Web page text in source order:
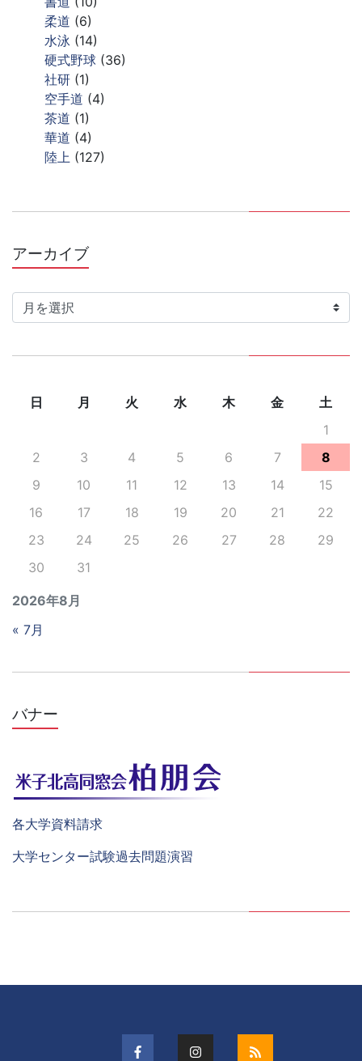
柔道 (6)
水泳 (14)
硬式野球 (36)
社研 (1)
空手道 (4)
茶道 (1)
華道 (4)
陸上 (127)
アーカイブア
ー
カ
2026年8月
日 月 火 水 木 金
土
1
2
3 4 5 6 7
8
9
10 11 12 13 14
15
16
17 18 19 20 21
22
23
24 25 26 27 28
29
30
31
« 7月
バナー
各大学資料請求
大学センター試験過去問題演習